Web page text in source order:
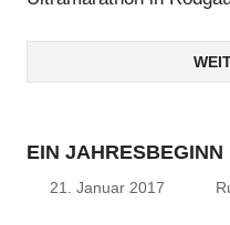
EIN JAHRESBEGINN
21. Januar 2017